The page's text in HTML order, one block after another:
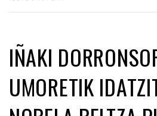
IÑAKI
UMORETIK